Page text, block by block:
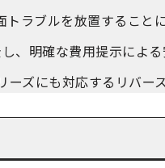
ラブルを放置すること
、明確な費用提示によ
ズにも対応するリバー